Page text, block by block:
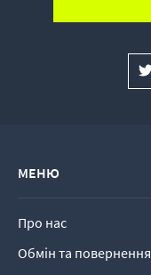
МЕНЮ
Про нас
Обмін та повернення